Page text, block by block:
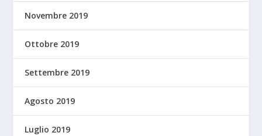
Novembre 2019
Ottobre 2019
Settembre 2019
Agosto 2019
Luglio 2019